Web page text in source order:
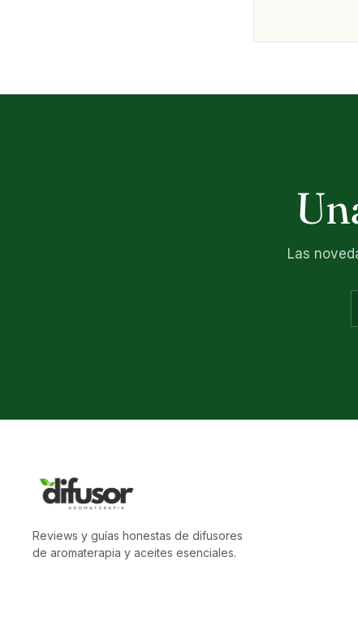
Las
Reviews y guías honestas de difusores
de aromaterapia y aceites esenciales.